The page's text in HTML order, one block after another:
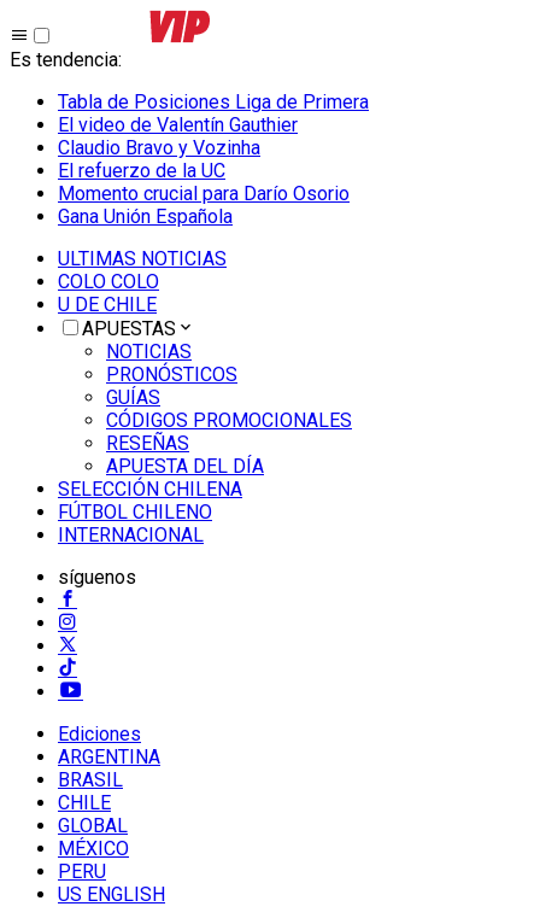
Es tendencia:
Tabla de Posiciones Liga de Primera
El video de Valentín Gauthier
Claudio Bravo y Vozinha
El refuerzo de la UC
Momento crucial para Darío Osorio
Gana Unión Española
ULTIMAS NOTICIAS
COLO COLO
U DE CHILE
APUESTAS
NOTICIAS
PRONÓSTICOS
GUÍAS
CÓDIGOS PROMOCIONALES
RESEÑAS
APUESTA DEL DÍA
SELECCIÓN CHILENA
FÚTBOL CHILENO
INTERNACIONAL
síguenos
Ediciones
ARGENTINA
BRASIL
CHILE
GLOBAL
MÉXICO
PERU
US ENGLISH